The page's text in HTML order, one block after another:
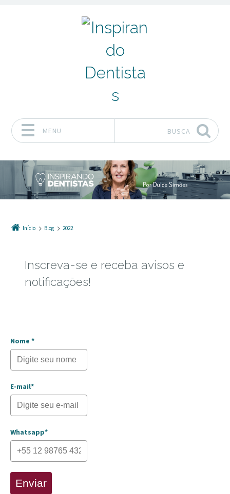
MENU BUSCA
Início Blog 2022
Inscreva-se e receba avisos e
notificações!
Nome *
E-mail*
Whatsapp*
Enviar